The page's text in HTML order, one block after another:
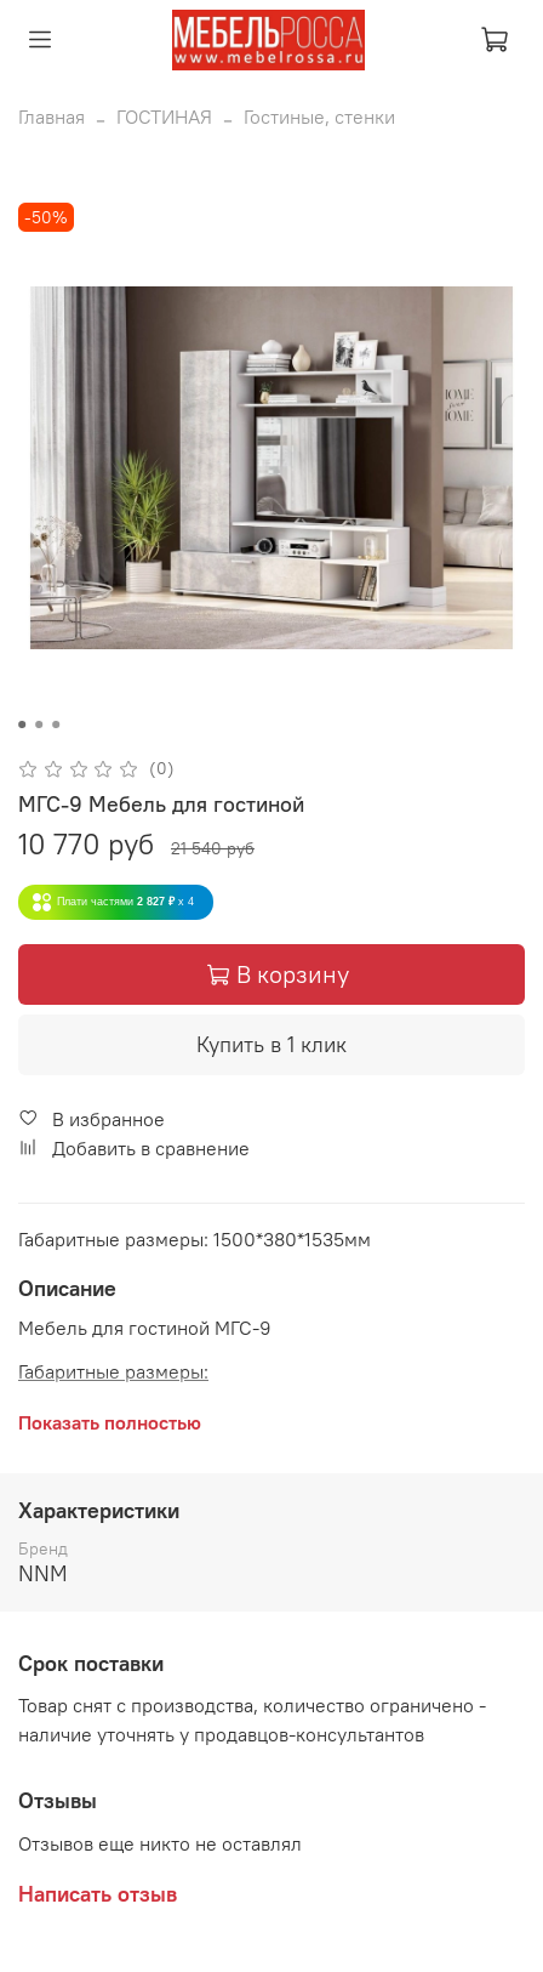
Главная ГОСТИНАЯ Гостиные, стенки
-50%
(0)
МГС-9 Мебель для гостиной
10 770 руб 21 540 руб
Плати частями 2 827 ₽ x 4
В корзину
Купить в 1 клик
В избранное
Добавить в сравнение
Габаритные размеры: 1500*380*1535мм
Описание
Мебель для гостиной МГС-9
Габаритные размеры:
длина 1500 мм
высота 1535 мм
Цвет:
Показать полностью
Характеристики
Бренд
NNM
Срок поставки
Товар снят с производства, количество ограничено -
наличие уточнять у продавцов-консультантов
Отзывы
Отзывов еще никто не оставлял
Написать отзыв